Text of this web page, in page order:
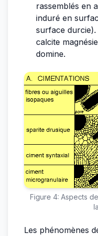
rassemblés en
induré en
surface
calcite
domine.
Figure 4: Aspects
Les phénomènes